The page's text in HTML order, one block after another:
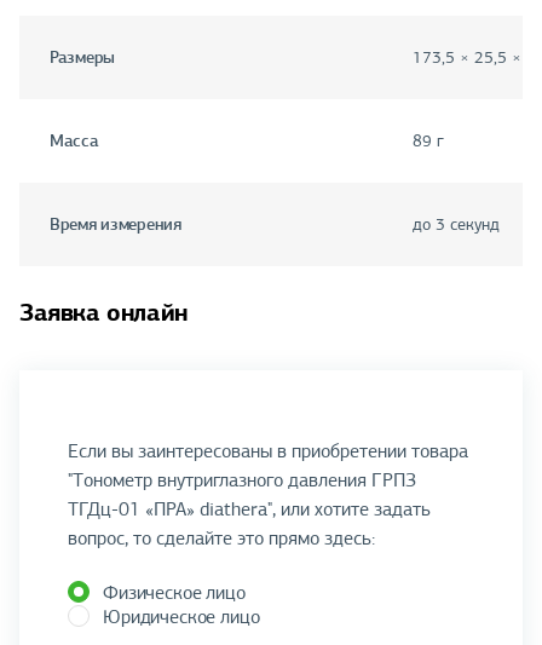
Размеры 173,5 × 25,5 ×
Масса 89 г
Время измерения до 3 секунд
Заявка онлайн
Если вы заинтересованы в приобретении товара
"Тонометр внутриглазного давления ГРПЗ
ТГДц-01 «ПРА» diathera", или хотите задать
вопрос, то сделайте это прямо здесь:
Физическое лицо
Юридическое лицо